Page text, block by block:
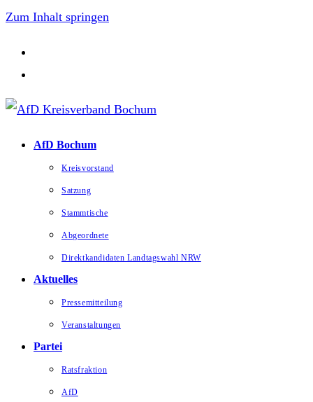
Zum Inhalt springen
AfD Bochum
Kreisvorstand
Satzung
Stammtische
Abgeordnete
Direktkandidaten Landtagswahl NRW
Aktuelles
Pressemitteilung
Veranstaltungen
Partei
Ratsfraktion
AfD